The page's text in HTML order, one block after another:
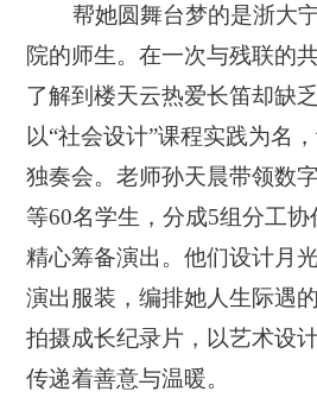
帮她圆舞台梦的是浙大
院的师生。在一次与残联的
了解到楼天云热爱长笛却缺
以“社会设计”课程实践为名
独奏会。老师孙天晨带领数
等60名学生，分成5组分工
精心筹备演出。他们设计月
演出服装，编排她人生际遇
拍摄成长纪录片，以艺术设
传递着善意与温暖。